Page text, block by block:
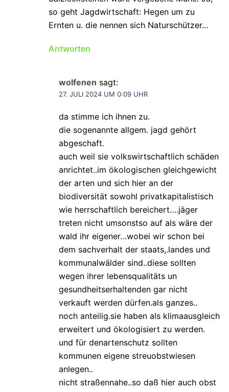
so geht Jagdwirtschaft: Hegen um zu
Ernten u. die nennen sich Naturschützer…
Antworten
wolfenen sagt:
27. JULI 2024 UM 0:09 UHR
da stimme ich ihnen zu.
die sogenannte allgem. jagd gehört
abgeschaft.
auch weil sie volkswirtschaftlich schäden
anrichtet..im ökologischen gleichgewicht
der arten und sich hier an der
biodiversität sowohl privatkapitalistisch
wie herrschaftlich bereichert….jäger
treten nicht umsonstso auf als wäre der
wald ihr eigener…wobei wir schon bei
dem sachverhalt der staats,.landes und
kommunalwälder sind..diese sollten
wegen ihrer lebensqualitäts un
gesundheitserhaltenden gar nicht
verkauft werden dürfen.als ganzes..
noch anteilig.sie haben als klimaausgleich
erweitert und ökologisiert zu werden.
und für denartenschutz sollten
kommunen eigene streuobstwiesen
anlegen..
nicht straßennahe..so daß hier auch obst